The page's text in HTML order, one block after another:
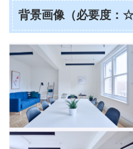
背景画像（必要度：